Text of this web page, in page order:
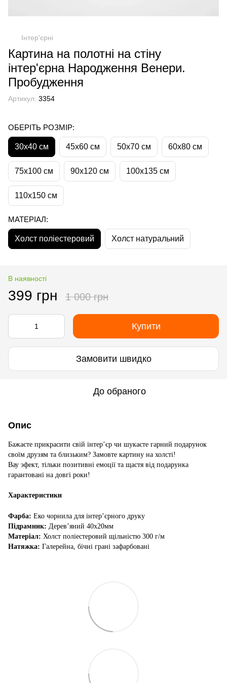
Інтер'єрні
Картина на полотні на стіну
інтер'єрна Народження Венери.
Пробудження
Артикул: 3354
ОБЕРІТЬ РОЗМІР:
30х40 см 45х60 см 50х70 см 60х80 см
75х100 см 90х120 см 100х135 см
110х150 см
МАТЕРІАЛ:
Холст поліестеровий Холст натуральний
В наявності
399 грн 1 000 грн
Купити
Замовити швидко
До обраного
Опис
Бажаєте прикрасити свій інтер’єр чи шукаєте гарний подарунок
своїм друзям та близьким? Замовте картину на холсті!
Вау эфект, тільки позитивні емоції та щастя від подарунка
гарантовані на довгі роки!
Характеристики
Фарба: Еко чорнила для інтер’єрного друку
Підрамник: Дерев’яний 40х20мм
Матеріал: Холст поліестеровий щільністю 300 г/м
Натяжка: Галерейна, бічні грані зафарбовані